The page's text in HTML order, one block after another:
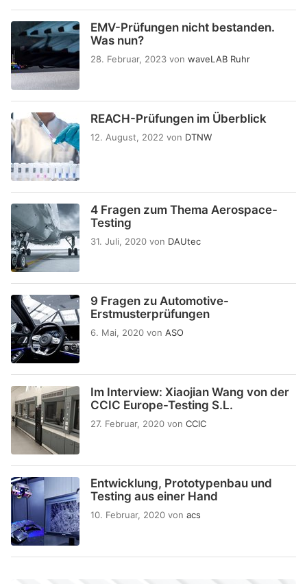
EMV-Prüfungen nicht bestanden.
Was nun?
28. Februar, 2023 von waveLAB Ruhr
REACH-Prüfungen im Überblick
12. August, 2022 von DTNW
4 Fragen zum Thema Aerospace-
Testing
31. Juli, 2020 von DAUtec
9 Fragen zu Automotive-
Erstmusterprüfungen
6. Mai, 2020 von ASO
Im Interview: Xiaojian Wang von der
CCIC Europe-Testing S.L.
27. Februar, 2020 von CCIC
Entwicklung, Prototypenbau und
Testing aus einer Hand
10. Februar, 2020 von acs